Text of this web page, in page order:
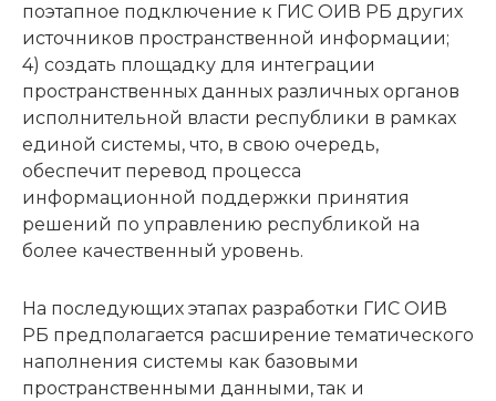
поэтапное подключение к ГИС ОИВ РБ других
источников пространственной информации;
4) создать площадку для интеграции
пространственных данных различных органов
исполнительной власти республики в рамках
единой системы, что, в свою очередь,
обеспечит перевод процесса
информационной поддержки принятия
решений по управлению республикой на
более качественный уровень.
На последующих этапах разработки ГИС ОИВ
РБ предполагается расширение тематического
наполнения системы как базовыми
пространственными данными, так и